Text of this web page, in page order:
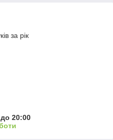
за рік
20:00